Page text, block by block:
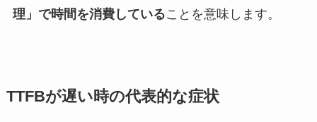
理」で時間を消費していることを意味します。
TTFBが遅い時の代表的な症状